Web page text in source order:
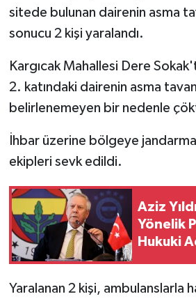
sitede bulunan dairenin asma
sonucu 2 kişi yaralandı.
Kargıcak Mahallesi Dere
2. katındaki dairenin asma
belirlenemeyen bir nedenle
İhbar üzerine bölgeye
ekipleri sevk edildi.
Aziz
Yönelik
Hukuki
Yaralanan 2 kişi, ambulanslarla